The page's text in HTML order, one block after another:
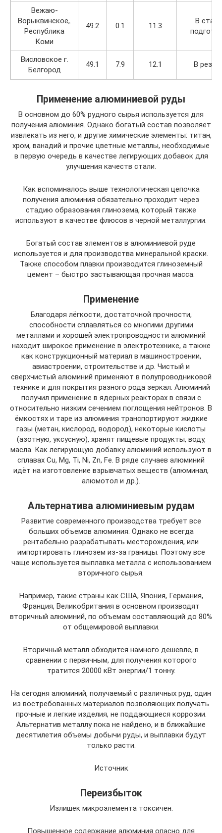
Вежаю-
Ворыквинское,.
Республика
Коми
49.2 0.1 11.3
В
Висловское г.
Белгород
49.1 7.9 12.1 В
Применение алюминиевой руды
В основном до 60% рудного сырья используется для
получения алюминия. Однако богатый состав позволяет
извлекать из него, и другие химические элементы: титан,
хром, ванадий и прочие цветные металлы, необходимые
в первую очередь в качестве легирующих добавок для
улучшения качеств стали.
Как вспоминалось выше технологическая цепочка
получения алюминия обязательно проходит через
стадию образования глинозема, который также
используют в качестве флюсов в черной металлургии.
Богатый состав элементов в алюминиевой руде
используется и для производства минеральной краски.
Также способом плавки производится глиноземный
цемент – быстро застывающая прочная масса.
Применение
Благодаря лёгкости, достаточной прочности,
способности сплавляться со многими другими
металлами и хорошей электропроводности алюминий
находит широкое применение в электротехнике, а также
как конструкционный материал в машиностроении,
авиастроении, строительстве и др. Чистый и
сверхчистый алюминий применяют в полупроводниковой
технике и для покрытия разного рода зеркал. Алюминий
получил применение в ядерных реакторах в связи с
относительно низким сечением поглощения нейтронов. В
ёмкостях и таре из алюминия транспортируют жидкие
газы (метан, кислород, водород), некоторые кислоты
(азотную, уксусную), хранят пищевые продукты, воду,
масла. Как легирующую добавку алюминий используют в
сплавах Cu, Mg, Ti, Ni, Zn, Fe. В ряде случаев алюминий
идёт на изготовление взрывчатых веществ (алюминал,
алюмотол и др.).
Альтернатива алюминиевым рудам
Развитие современного производства требует все
больших объемов алюминия. Однако не всегда
рентабельно разрабатывать месторождения, или
импортировать глинозем из-за границы. Поэтому все
чаще используется выплавка металла с использованием
вторичного сырья.
Например, такие страны как США, Япония, Германия,
Франция, Великобритания в основном производят
вторичный алюминий, по объемам составляющий до 80%
от общемировой выплавки.
Вторичный металл обходится намного дешевле, в
сравнении с первичным, для получения которого
тратится 20000 кВт энергии/1 тонну.
На сегодня алюминий, получаемый с различных руд, один
из востребованных материалов позволяющих получать
прочные и легкие изделия, не поддающиеся коррозии.
Альтернатив металлу пока не найдено, и в ближайшие
десятилетия объемы добычи руды, и выплавки будут
только расти.
Источник
Переизбыток
Излишек микроэлемента токсичен.
Повышенное содержание алюминия опасно для